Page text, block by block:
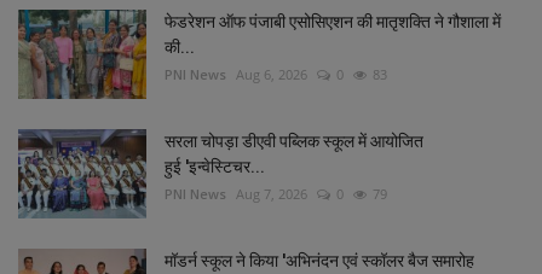
फेडरेशन ऑफ पंजाबी एसोसिएशन की मातृशक्ति ने गौशाला में
की...
PNI News Aug 6, 2026 0 83
सरला चोपड़ा डीएवी पब्लिक स्कूल में आयोजित
हुई 'इन्वेस्टिचर...
PNI News Aug 7, 2026 0 79
मॉडर्न स्कूल ने किया 'अभिनंदन एवं स्कॉलर बैज समारोह